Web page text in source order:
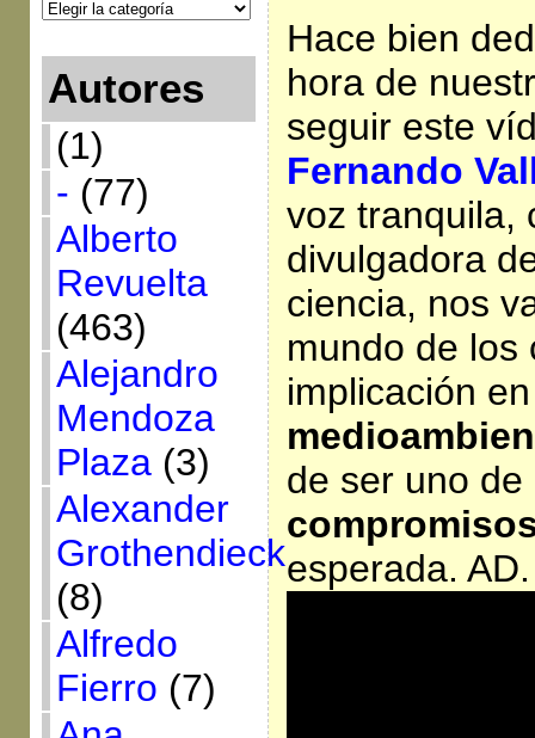
Autores
(1)
- (77)
Alberto
Revuelta
(463)
Alejandro
Mendoza
Plaza(3)
Alexander
Grothendieck
(8)
Alfredo
Fierro (7)
Hace bien
hora de
seguir este
Fernando
voz tranquila,
divulgadora
ciencia, nos
mundo de los
implicación
de ser uno
esperada. AD.